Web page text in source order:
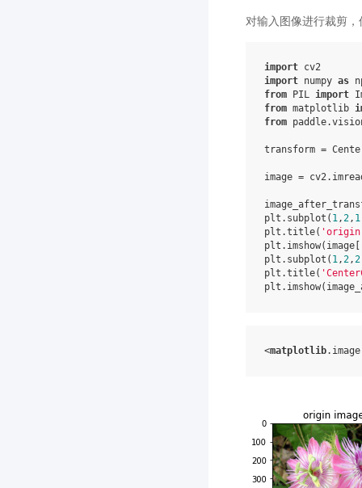
对输入图像进行裁剪
import cv2
import numpy as
from
PIL import
from matplotlib
from
transform =
image = cv2.
plt . subplot ( 1,2, 1
plt .title( 'origin
plt . imshow( image
plt . subplot ( 1,2,2
plt .title(
plt . imshow(
<matplotlib. image